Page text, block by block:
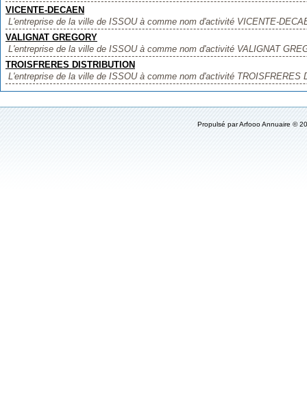
VICENTE-DECAEN
L'entreprise de la ville de ISSOU à comme nom d'activité VICENTE-
VALIGNAT GREGORY
L'entreprise de la ville de ISSOU à comme nom d'activité VALIGNAT
TROISFRERES DISTRIBUTION
L'entreprise de la ville de ISSOU à comme nom d'activité TROISFRERES
Propulsé parArfooo Annuaire ©